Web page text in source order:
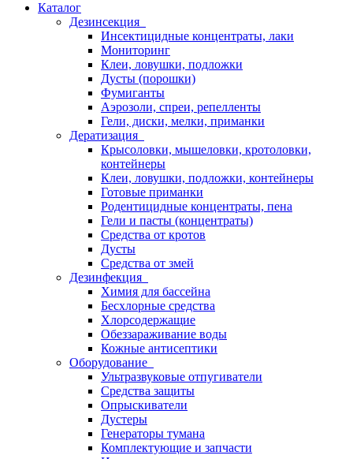
Каталог
Дезинсекция
Инсектицидные концентраты, лаки
Мониторинг
Клеи, ловушки, подложки
Дусты (порошки)
Фумиганты
Аэрозоли, спреи, репелленты
Гели, диски, мелки, приманки
Дератизация
Крысоловки, мышеловки, кротоловки,
контейнеры
Клеи, ловушки, подложки, контейнеры
Готовые приманки
Родентицидные концентраты, пена
Гели и пасты (концентраты)
Средства от кротов
Дусты
Средства от змей
Дезинфекция
Химия для бассейна
Бесхлорные средства
Хлорсодержащие
Обеззараживание воды
Кожные антисептики
Оборудование
Ультразвуковые отпугиватели
Средства защиты
Опрыскиватели
Дустеры
Генераторы тумана
Комплектующие и запчасти